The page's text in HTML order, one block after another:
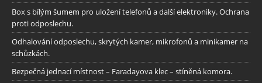
Box s bílým šumem pro uložení telefonů a další elektroniky. Ochrana
proti odposlechu.
Odhalování odposlechu, skrytých kamer, mikrofonů a minikamer na
schůzkách.
Bezpečná jednací místnost – Faradayova klec – stíněná komora.